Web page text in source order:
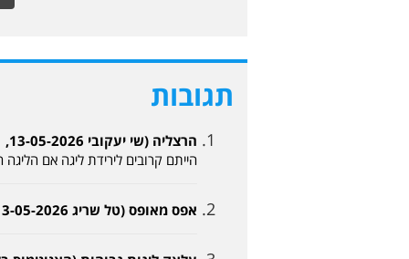
תגובות
הרצליה (שי יעקובי 13-05-2026, 14:51)
הייתם קרובים לירידת ליגה אם
אפס מאופס (טל שריג 13-05-2026, 22:34)